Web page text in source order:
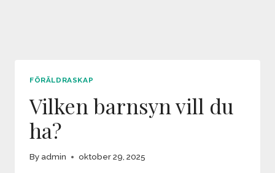
FÖRÄLDRASKAP
Vilken barnsyn vill du
ha?
By admin oktober 29, 2025